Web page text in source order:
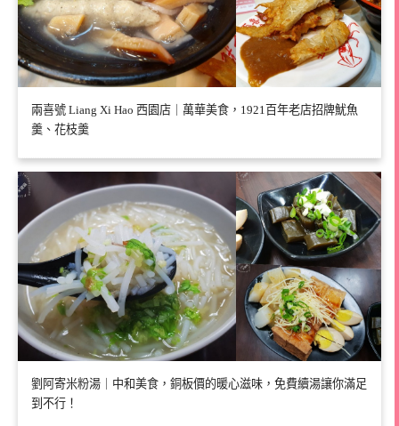
兩喜號 Liang Xi Hao 西園店｜萬華美食，1921百年老店招牌魷魚
羹、花枝羹
劉阿寄米粉湯｜中和美食，銅板價的暖心滋味，免費續湯讓你滿足
到不行！